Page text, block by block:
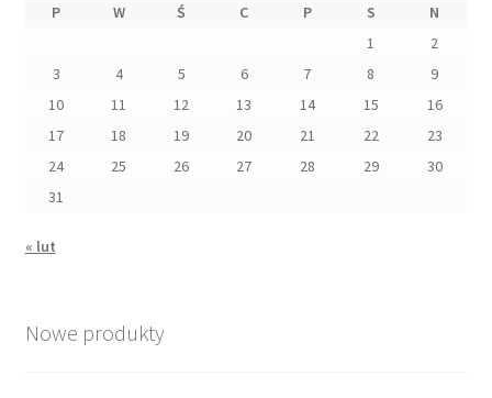
P W Ś C P S
N
1
2
3
4 5 6 7 8
9
10
11 12 13 14 15
16
17
18 19 20 21 22
23
24
25 26 27 28 29
30
31
« lut
Nowe produkty